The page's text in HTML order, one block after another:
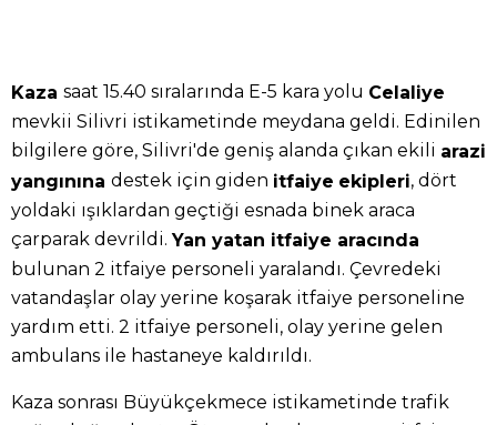
Kaza saat 15.40 sıralarında E-5 kara yolu Celaliye
mevkii Silivri istikametinde meydana geldi. Edinilen
bilgilere göre, Silivri'de geniş alanda çıkan ekili arazi
yangınına destek için giden itfaiye ekipleri, dört
yoldaki ışıklardan geçtiği esnada binek araca
çarparak devrildi.Yan yatan itfaiye aracında
bulunan 2 itfaiye personeli yaralandı. Çevredeki
vatandaşlar olay yerine koşarak itfaiye personeline
yardım etti. 2 itfaiye personeli, olay yerine gelen
ambulans ile hastaneye kaldırıldı.
Kaza sonrası Büyükçekmece istikametinde trafik